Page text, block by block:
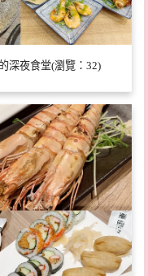
深夜食堂(瀏覽：32)